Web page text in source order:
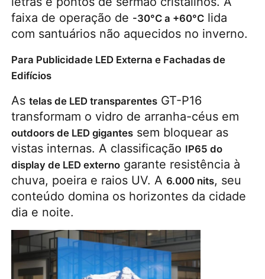
faixa de operação de -30°C a +60°C lida
com santuários não aquecidos no inverno.
Para Publicidade LED Externa e Fachadas de
Edifícios
As telas de LED transparentes GT-P16
outdoors de LED gigantes sem bloquear as
vistas internas. A classificação IP65 do
display de LED externo garante resistência à
chuva, poeira e raios UV. A 6.000 nits, seu
conteúdo domina os horizontes da cidade
dia e noite.